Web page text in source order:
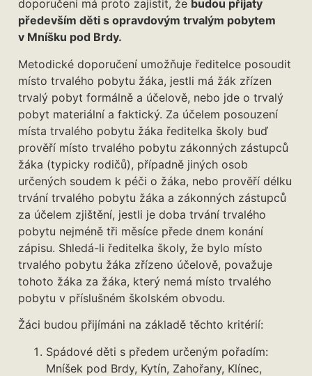
doporučení má proto zajistit, že budou přijaty
především děti s opravdovým trvalým pobytem
v Mníšku pod Brdy.
Metodické doporučení umožňuje ředitelce posoudit
místo trvalého pobytu žáka, jestli má žák zřízen
trvalý pobyt formálně a účelově, nebo jde o trvalý
pobyt materiální a faktický. Za účelem posouzení
místa trvalého pobytu žáka ředitelka školy buď
prověří místo trvalého pobytu zákonných zástupců
žáka (typicky rodičů), případně jiných osob
určených soudem k péči o žáka, nebo prověří délku
trvání trvalého pobytu žáka a zákonných zástupců
za účelem zjištění, jestli je doba trvání trvalého
pobytu nejméně tři měsíce přede dnem konání
zápisu. Shledá-li ředitelka školy, že bylo místo
trvalého pobytu žáka zřízeno účelově, považuje
tohoto žáka za žáka, který nemá místo trvalého
pobytu v příslušném školském obvodu.
Žáci budou přijímáni na základě těchto kritérií:
Spádové děti s předem určeným pořadím:
Mníšek pod Brdy, Kytín, Zahořany, Klínec,